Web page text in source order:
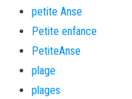
petite Anse
Petite enfance
PetiteAnse
plage
plages